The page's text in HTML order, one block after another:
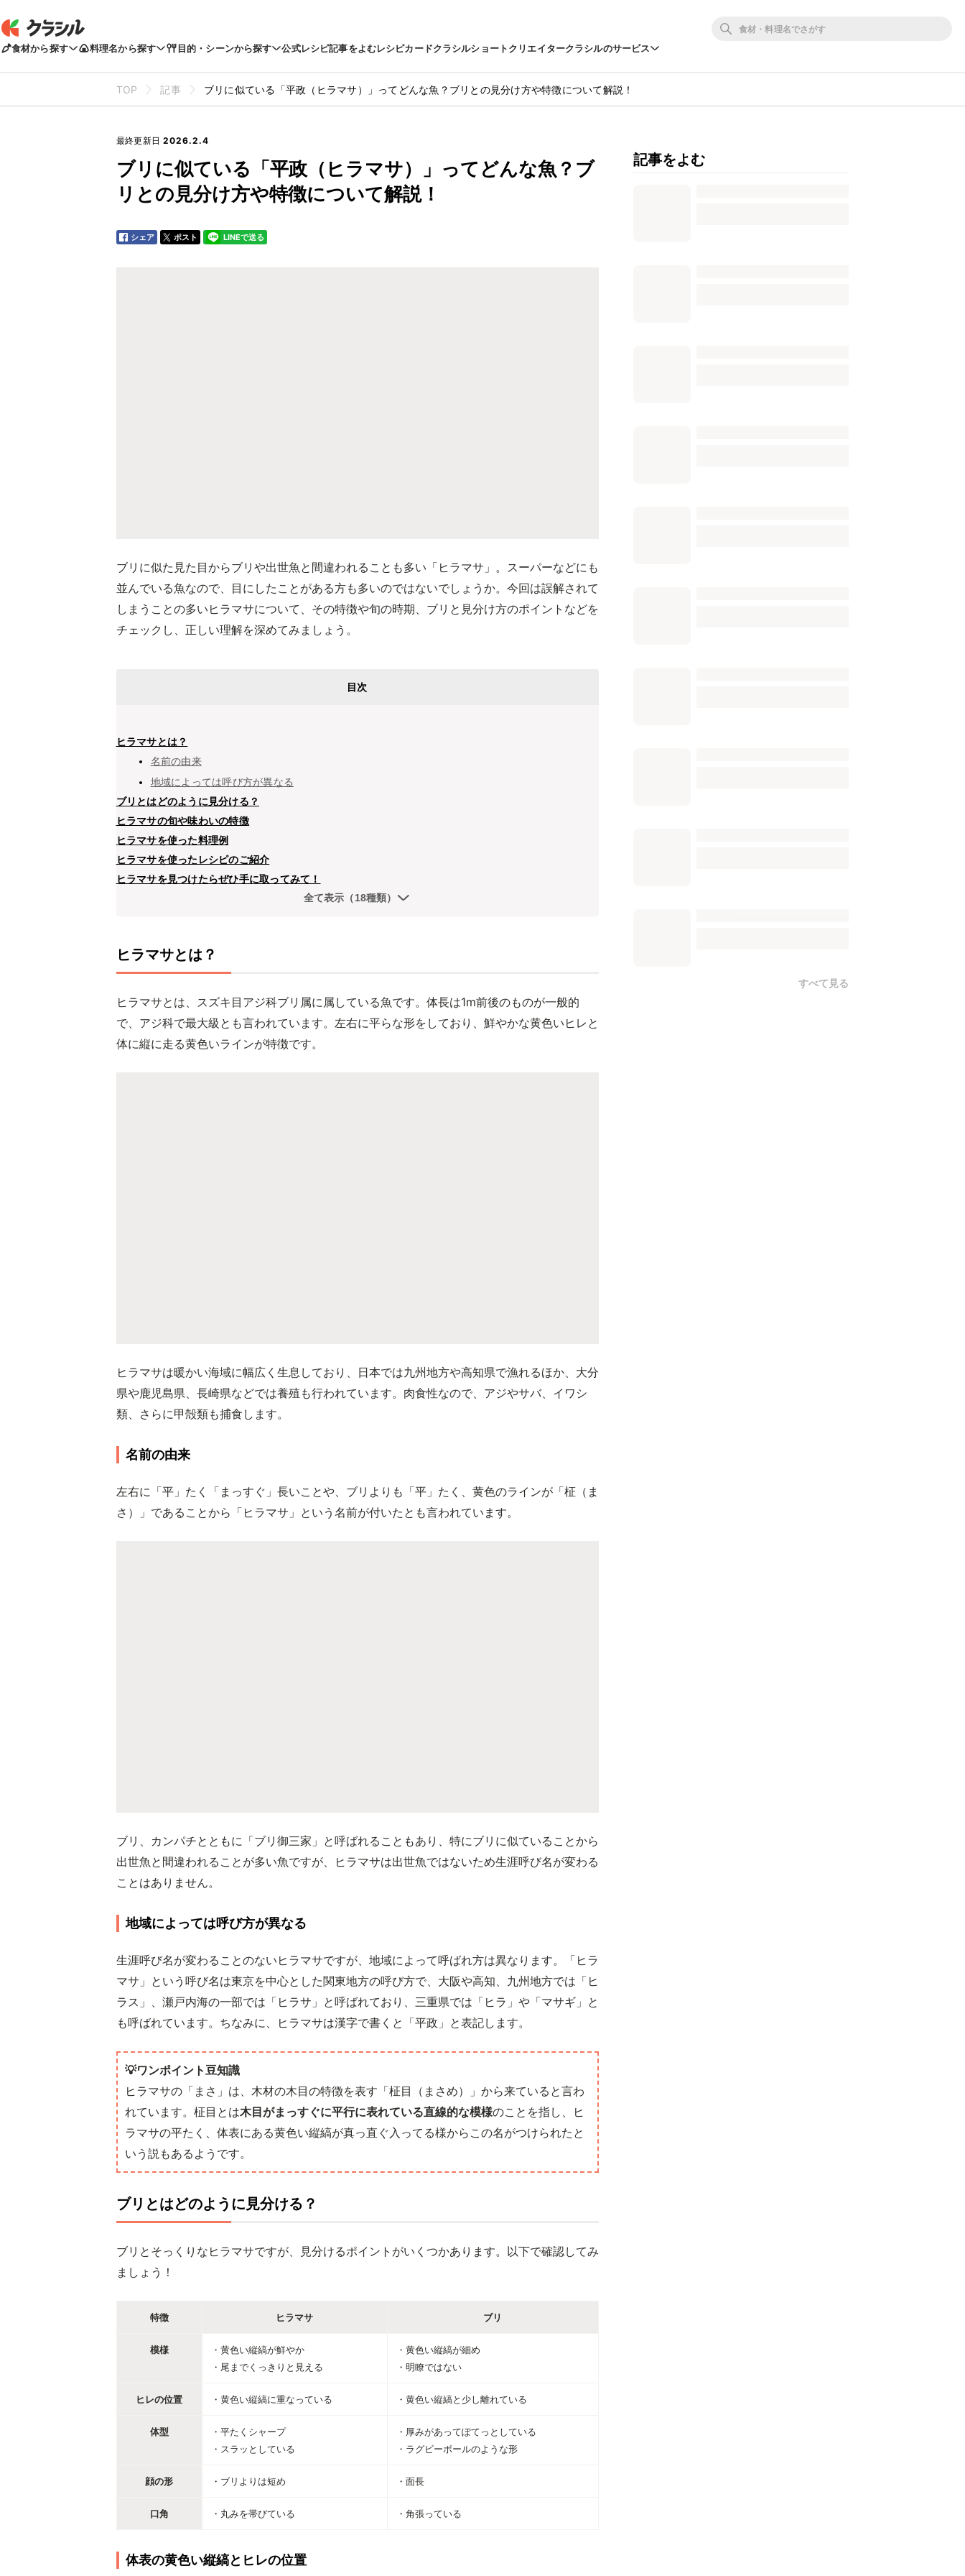
食材から探す 料理名から探す 目的・シーンから探す 公式レシピ記事をよむレシピカードクラシルショートクリエイタークラシルのサービス
TOP 記事 ブリに似ている「平政（ヒラマサ）」ってどんな魚？ブリとの見分け方や特徴について解説！
最終更新日 2026.2.4
ブリに似ている「平政（ヒラマサ）」ってどんな魚？ブ
リとの見分け方や特徴について解説！
シェア ポスト LINEで送る
ブリに似た見た目からブリや出世魚と間違われることも多い「ヒラマサ」。スーパーなどにも
並んでいる魚なので、目にしたことがある方も多いのではないでしょうか。今回は誤解されて
しまうことの多いヒラマサについて、その特徴や旬の時期、ブリと見分け方のポイントなどを
チェックし、正しい理解を深めてみましょう。
目次
ヒラマサとは？
名前の由来
地域によっては呼び方が異なる
ブリとはどのように見分ける？
ヒラマサの旬や味わいの特徴
ヒラマサを使った料理例
ヒラマサを使ったレシピのご紹介
ヒラマサを見つけたらぜひ手に取ってみて！
全て表示（18種類）
ヒラマサとは？
ヒラマサとは、スズキ目アジ科ブリ属に属している魚です。体長は1m前後のものが一般的
で、アジ科で最大級とも言われています。左右に平らな形をしており、鮮やかな黄色いヒレと
体に縦に走る黄色いラインが特徴です。
ヒラマサは暖かい海域に幅広く生息しており、日本では九州地方や高知県で漁れるほか、大分
県や鹿児島県、長崎県などでは養殖も行われています。肉食性なので、アジやサバ、イワシ
類、さらに甲殻類も捕食します。
名前の由来
左右に「平」たく「まっすぐ」長いことや、ブリよりも「平」たく、黄色のラインが「柾（ま
さ）」であることから「ヒラマサ」という名前が付いたとも言われています。
ブリ、カンパチとともに「ブリ御三家」と呼ばれることもあり、特にブリに似ていることから
出世魚と間違われることが多い魚ですが、ヒラマサは出世魚ではないため生涯呼び名が変わる
ことはありません。
地域によっては呼び方が異なる
生涯呼び名が変わることのないヒラマサですが、地域によって呼ばれ方は異なります。「ヒラ
マサ」という呼び名は東京を中心とした関東地方の呼び方で、大阪や高知、九州地方では「ヒ
ラス」、瀬戸内海の一部では「ヒラサ」と呼ばれており、三重県では「ヒラ」や「マサギ」と
も呼ばれています。ちなみに、ヒラマサは漢字で書くと「平政」と表記します。
💡ワンポイント豆知識
ヒラマサの「まさ」は、木材の木目の特徴を表す「柾目（まさめ）」から来ていると言わ
れています。柾目とは木目がまっすぐに平行に表れている直線的な模様のことを指し、ヒ
ラマサの平たく、体表にある黄色い縦縞が真っ直ぐ入ってる様からこの名がつけられたと
いう説もあるようです。
ブリとはどのように見分ける？
ブリとそっくりなヒラマサですが、見分けるポイントがいくつかあります。以下で確認してみ
ましょう！
特徴 ヒラマサ ブリ
模様
・黄色い縦縞が鮮やか
・尾までくっきりと見える
・黄色い縦縞が細め
・明瞭ではない
ヒレの位置 ・黄色い縦縞に重なっている ・黄色い縦縞と少し離れている
体型
・平たくシャープ
・スラッとしている
・厚みがあってぽてっとしている
・ラグビーボールのような形
顔の形 ・ブリよりは短め ・面長
口角 ・丸みを帯びている ・角張っている
体表の黄色い縦縞とヒレの位置
記事をよむ
すべて見る